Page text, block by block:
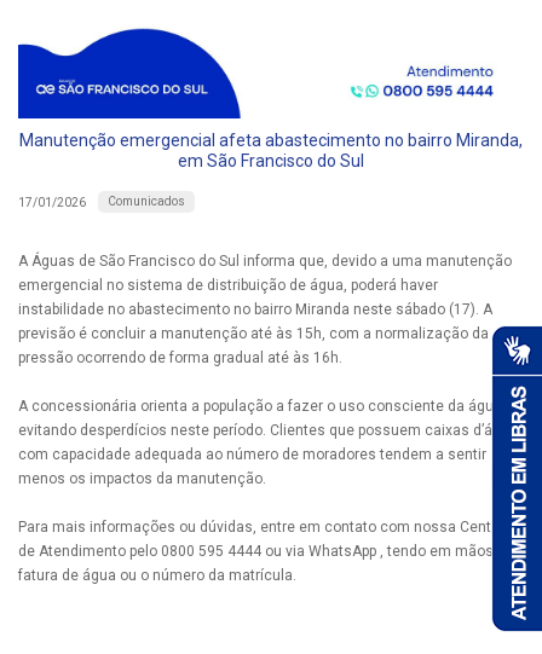
Manutenção emergencial afeta abastecimento no bairro Miranda,
em São Francisco do Sul
17/01/2026 Comunicados
A Águas de São Francisco do Sul informa que, devido a uma manutenção
emergencial no sistema de distribuição de água, poderá haver
instabilidade no abastecimento no bairro Miranda neste sábado (17). A
previsão é concluir a manutenção até às 15h, com a normalização da
pressão ocorrendo de forma gradual até às 16h.
A concessionária orienta a população a fazer o uso consciente da água ,
evitando desperdícios neste período. Clientes que possuem caixas d’água
com capacidade adequada ao número de moradores tendem a sentir
menos os impactos da manutenção.
Para mais informações ou dúvidas, entre em contato com nossa Central
de Atendimento pelo 0800 595 4444 ou via WhatsApp , tendo em mãos a
fatura de água ou o número da matrícula.